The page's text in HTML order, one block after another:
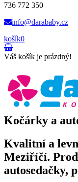
736 772 350
info@darababy.cz
košík0
Váš košík je prázdný!
Kočárky a
Kvalitní a
Meziříčí.
autosedačky,